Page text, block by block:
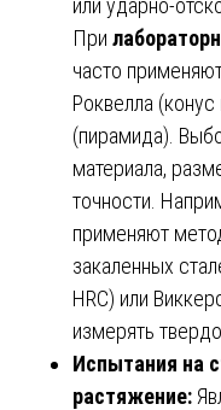
или ударно-
При
часто
Роквелла
(пирамида).
материала,
точности.
применяют
закаленных
HRC) или
измерять
Испытания на
растяжение: